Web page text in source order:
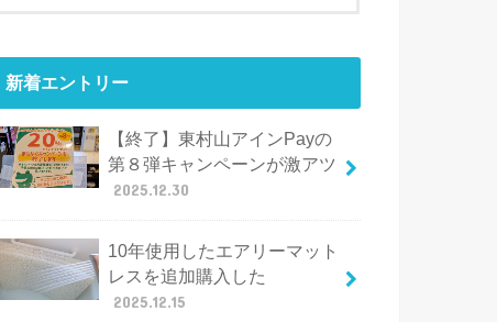
新着エントリー
【終了】東村山アインPayの
第８弾キャンペーンが激アツ
2025.12.30
10年使用したエアリーマット
レスを追加購入した
2025.12.15